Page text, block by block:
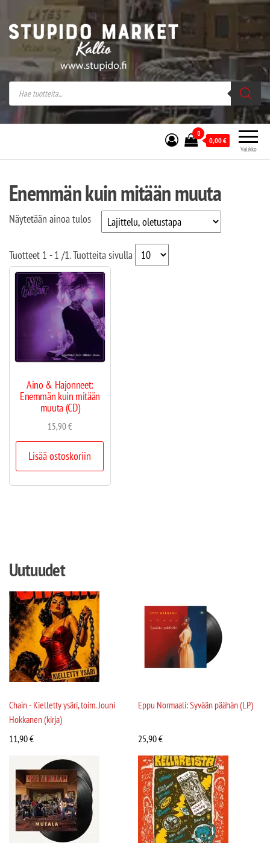
Stupido Market – verkossa ja kivijalassa
Stupido Market on vaihtoehtomusaan
erikoistunut verkko- sekä
kivijalkakauppa Helsingissä Kallion
sydämessä.
Valikko
0
0,00€
Enemmän kuin mitään muuta
Näytetään ainoa tulos
Tuotteet 1 - 1 /1. Tuotteita sivulla
Aino & Hajonneet:
Enemmän kuin mitään
muuta (CD)
15,90€
Lisää ostoskoriin
Uutuudet
Chain - Kielletty ysäri, toim. Jouni
Hokkanen (kirja)
11,90€
Eppu Normaali: Syvään päähän (LP)
25,90€